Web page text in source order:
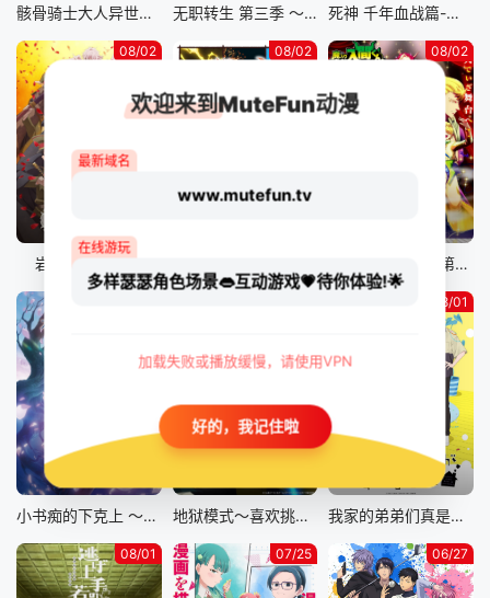
骸骨骑士大人异世界冒险中 第二季 无职转生 第三季 ～到了异世界就拿出真本事～ 死神 千年血战篇-祸进谭-
08/02
岩元前辈的推荐
08/02 08/02
入间同学入魔了 第四季
小书痴的下克上 〜为了成为图书管理员而不择手段〜 领主的养女 地狱模式～喜欢挑战特殊成就的玩家在废设定的异世界成为无双～第二季
08/01
我家的弟弟们真是让您费心了
08/01 07/25 06/27
欢迎来到MuteFun动漫
最新域名
www.mutefun.tv
在线游玩
多样瑟瑟角色场景👄互动游戏💗待你体验!🌟
加载失败或播放缓慢，请使用VPN
好的，我记住啦